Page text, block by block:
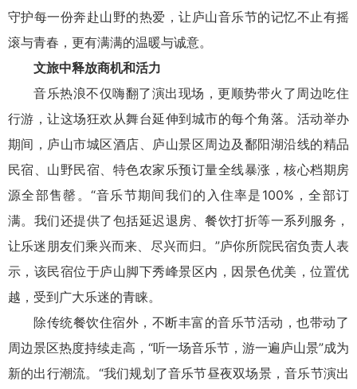
守护每一份奔赴山野的热爱，让庐山音乐节的记忆不止有摇
滚与青春，更有满满的温暖与诚意。
文旅中释放商机和活力
音乐热浪不仅嗨翻了演出现场，更顺势带火了周边吃住
行游，让这场狂欢从舞台延伸到城市的每个角落。活动举办
期间，庐山市城区酒店、庐山景区周边及鄱阳湖沿线的精品
民宿、山野民宿、特色农家乐预订量全线暴涨，核心档期房
源全部售罄。“音乐节期间我们的入住率是100%，全部订
满。我们还提供了包括延迟退房、餐饮打折等一系列服务，
让乐迷朋友们乘兴而来、尽兴而归。”庐你所院民宿负责人表
示，该民宿位于庐山脚下秀峰景区内，因景色优美，位置优
越，受到广大乐迷的青睐。
除传统餐饮住宿外，不断丰富的音乐节活动，也带动了
周边景区热度持续走高，“听一场音乐节，游一遍庐山景”成为
新的出行潮流。“我们规划了音乐节昼夜双场景，音乐节演出